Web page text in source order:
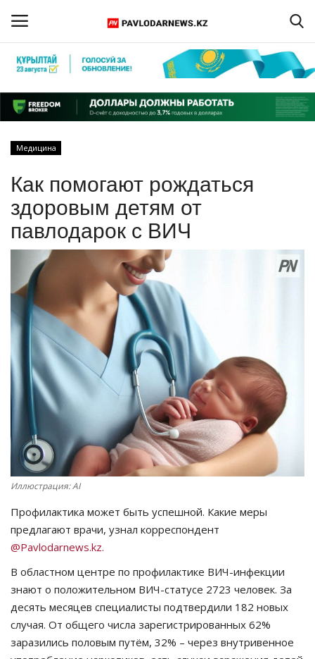
Регистрация
Главная
ПАВЛОДАРСКАЯ ОБЛАСТЬ
КАЗАХСТАН
МИР
СПЕЦПРОЕКТЫ
СПОРТ
Чек-лист
РАЗВЛЕЧЕНИЯ
OFFICIAL
Курултай
Язык
Қазақша Русский
Медицина
Как помогают рождаться
здоровым детям от
павлодарок с ВИЧ
Иллюстрация: AI
Профилактика может быть успешной. Какие меры
предлагают врачи, узнал корреспондент
@Pavlodarnews.kz.
В областном центре по профилактике ВИЧ-инфекции
знают о положительном ВИЧ-статусе 2723 человек. За
десять месяцев специалисты подтвердили 182 новых
случая. От общего числа зарегистрированных 62%
заразились половым путём, 32% – через внутривенное